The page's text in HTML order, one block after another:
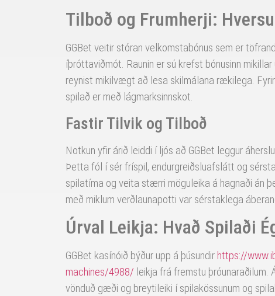
Tilboð og Frumherji:
GGBet veitir stóran velkomstabónus sem er
íþróttaviðmót. Raunin er sú krefst bónusinn
reynist mikilvægt að lesa skilmálana rækilega.
spilað er með lágmarksinnskot.
Fastir Tilvik og Tilboð
Notkun yfir árið leiddi í ljós að GGBet leggur
Þetta fól í sér fríspil, endurgreiðsluafslátt og
spilatíma og veita stærri möguleika á hagnaði án
með miklum verðlaunapotti var sérstaklega
Úrval Leikja: Hvað Spilaði
GGBet kasínóið býður upp á þúsundir https://
machines/4988/ leikja frá fremstu
vönduð gæði og breytileiki í spilakössunum og